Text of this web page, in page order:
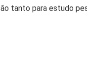
tanto para estudo